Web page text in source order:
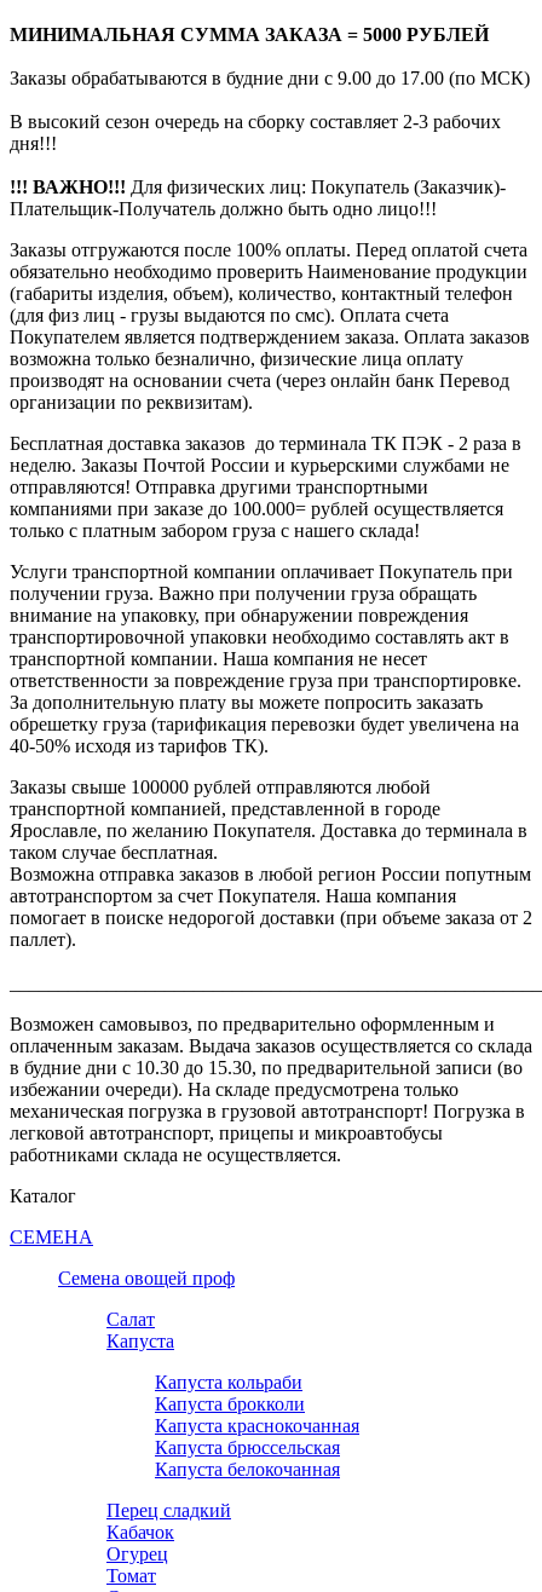
МИНИМАЛЬНАЯ СУММА ЗАКАЗА = 5000 РУБЛЕЙ
Заказы обрабатываются в будние дни с 9.00 до 17.00 (по МСК)
В высокий сезон очередь на сборку составляет 2-3 рабочих
дня!!!
!!! ВАЖНО!!! Для физических лиц: Покупатель (Заказчик)-
Плательщик-Получатель должно быть одно лицо!!!
Заказы отгружаются после 100% оплаты. Перед оплатой счета
обязательно необходимо проверить Наименование продукции
(габариты изделия, объем), количество, контактный телефон
(для физ лиц - грузы выдаются по смс). Оплата счета
Покупателем является подтверждением заказа. Оплата заказов
возможна только безналично, физические лица оплату
производят на основании счета (через онлайн банк Перевод
организации по реквизитам).
Бесплатная доставка заказов до терминала ТК ПЭК - 2 раза в
неделю. Заказы Почтой России и курьерскими службами не
отправляются! Отправка другими транспортными
компаниями при заказе до 100.000= рублей осуществляется
только с платным забором груза с нашего склада!
Услуги транспортной компании оплачивает Покупатель при
получении груза. Важно при получении груза обращать
внимание на упаковку, при обнаружении повреждения
транспортировочной упаковки необходимо составлять акт в
транспортной компании. Наша компания не несет
ответственности за повреждение груза при транспортировке.
За дополнительную плату вы можете попросить заказать
обрешетку груза (тарификация перевозки будет увеличена на
40-50% исходя из тарифов ТК).
Заказы свыше 100000 рублей отправляются любой
транспортной компанией, представленной в городе
Ярославле, по желанию Покупателя. Доставка до терминала в
таком случае бесплатная.
Возможна отправка заказов в любой регион России попутным
автотранспортом за счет Покупателя. Наша компания
помогает в поиске недорогой доставки (при объеме заказа от 2
паллет).
Возможен самовывоз, по предварительно оформленным и
оплаченным заказам. Выдача заказов осуществляется со склада
в будние дни с 10.30 до 15.30, по предварительной записи (во
избежании очереди). На складе предусмотрена только
механическая погрузка в грузовой автотранспорт! Погрузка в
легковой автотранспорт, прицепы и микроавтобусы
работниками склада не осуществляется.
Каталог
СЕМЕНА
Семена овощей проф
Салат
Капуста
Капуста кольраби
Капуста брокколи
Капуста краснокочанная
Капуста брюссельская
Капуста белокочанная
Перец сладкий
Кабачок
Огурец
Томат